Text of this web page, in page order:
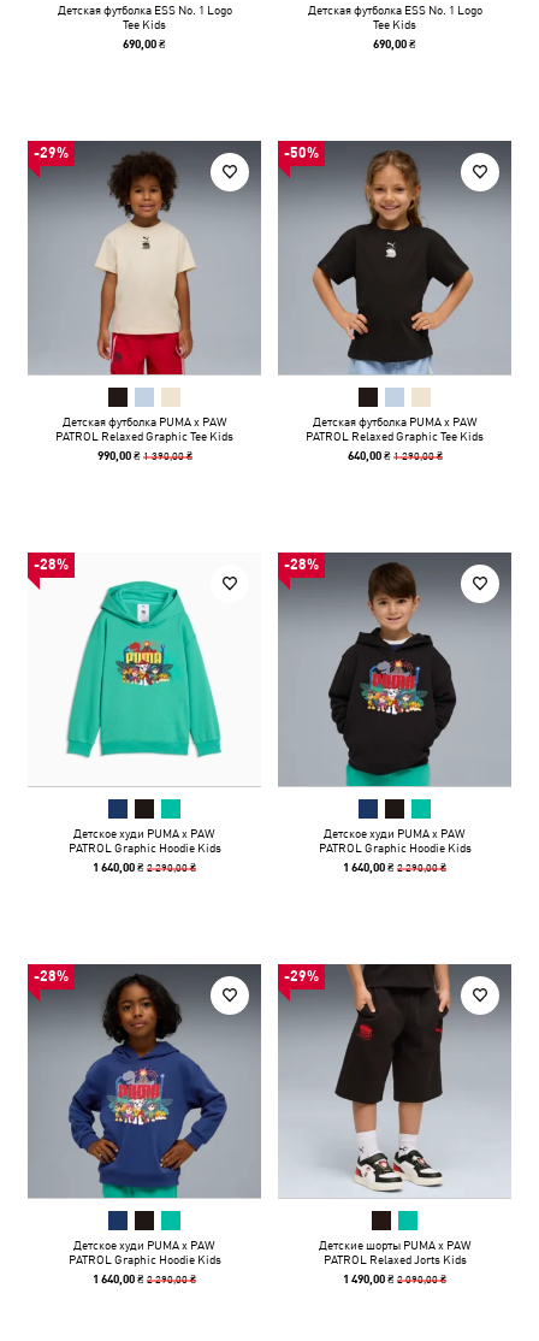
Детская футболка ESS No. 1 Logo
Tee Kids
690,00 ₴
Детская футболка ESS No. 1 Logo
Tee Kids
690,00 ₴
-29%
Детская футболка PUMA x PAW
PATROL Relaxed Graphic Tee Kids
990,00 ₴ 1 390,00 ₴
-50%
Детская футболка PUMA x PAW
PATROL Relaxed Graphic Tee Kids
640,00 ₴ 1 290,00 ₴
-28%
Детское худи PUMA x PAW
PATROL Graphic Hoodie Kids
1 640,00 ₴2 290,00 ₴
-28%
Детское худи PUMA x PAW
PATROL Graphic Hoodie Kids
1 640,00 ₴2 290,00 ₴
-28%
Детское худи PUMA x PAW
PATROL Graphic Hoodie Kids
1 640,00 ₴2 290,00 ₴
-29%
Детские шорты PUMA x PAW
PATROL Relaxed Jorts Kids
1 490,00 ₴2 090,00 ₴